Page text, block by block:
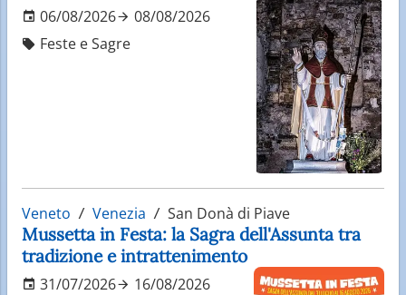
06/08/2026
08/08/2026
Feste e Sagre
Veneto Venezia San Donà di Piave
Mussetta in Festa: la Sagra dell'Assunta tra
tradizione e intrattenimento
31/07/2026
16/08/2026